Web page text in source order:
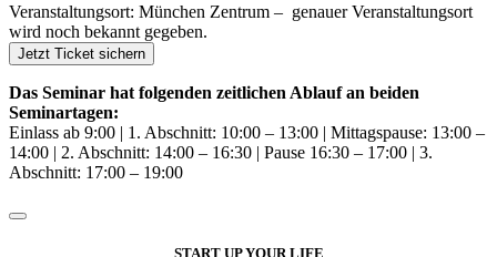
Veranstaltungsort: München Zentrum – genauer Veranstaltungsort
wird noch bekannt gegeben.
Jetzt Ticket sichern
Das Seminar hat folgenden zeitlichen Ablauf an beiden
Seminartagen:
Einlass ab 9:00 | 1. Abschnitt: 10:00 – 13:00 | Mittagspause: 13:00 –
14:00 | 2. Abschnitt: 14:00 – 16:30 | Pause 16:30 – 17:00 | 3.
Abschnitt: 17:00 – 19:00
START UP YOUR LIFE